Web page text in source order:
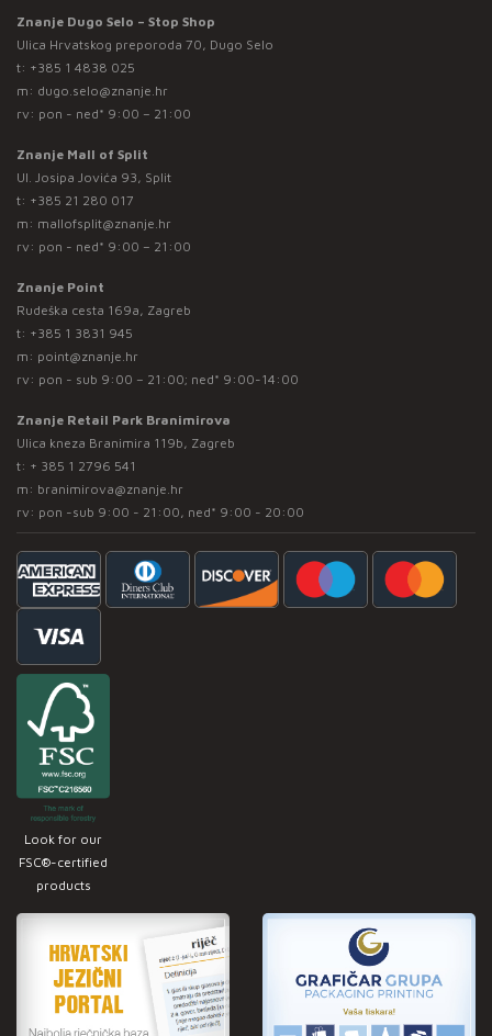
Znanje Dugo Selo – Stop Shop
Ulica Hrvatskog preporoda 70, Dugo Selo
t: +385 1 4838 025
m: dugo.selo@znanje.hr
rv: pon - ned* 9:00 – 21:00
Znanje Mall of Split
Ul. Josipa Jovića 93, Split
t: +385 21 280 017
m: mallofsplit@znanje.hr
rv: pon - ned* 9:00 – 21:00
Znanje Point
Rudeška cesta 169a, Zagreb
t: +385 1 3831 945
m: point@znanje.hr
rv: pon - sub 9:00 – 21:00; ned* 9:00-14:00
Znanje Retail Park Branimirova
Ulica kneza Branimira 119b, Zagreb
t: + 385 1 2796 541
m: branimirova@znanje.hr
rv: pon -sub 9:00 - 21:00, ned* 9:00 - 20:00
Look for our
FSC®-certified
products